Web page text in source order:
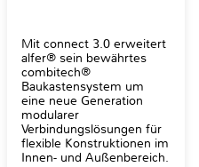
Mit connect 3.0 erweitert
alfer® sein bewährtes
combitech®
Baukastensystem um
eine neue Generation
modularer
Verbindungslösungen für
flexible Konstruktionen im
Innen- und Außenbereich.